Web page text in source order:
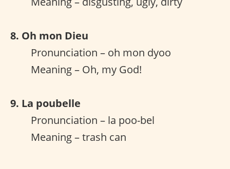
8. Oh mon Dieu
Pronunciation – oh mon dyoo
Meaning – Oh, my God!
9. La poubelle
Pronunciation – la poo-bel
Meaning – trash can